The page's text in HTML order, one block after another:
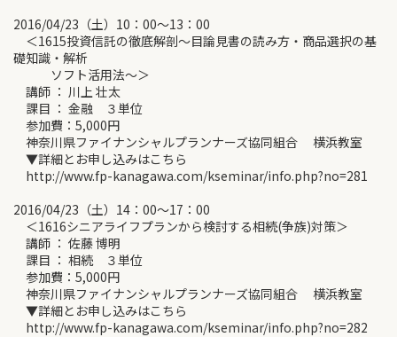
2016/04/23（土）10：00～13：00
＜1615投資信託の徹底解剖～目論見書の読み方・商品選択の基
礎知識・解析
ソフト活用法～＞
講師 ： 川上 壮太
課目 ： 金融 ３単位
参加費：5,000円
神奈川県ファイナンシャルプランナーズ協同組合 横浜教室
▼詳細とお申し込みはこちら
http://www.fp-kanagawa.com/kseminar/info.php?no=281
2016/04/23（土）14：00～17：00
＜1616シニアライフプランから検討する相続(争族)対策＞
講師 ： 佐藤 博明
課目 ： 相続 ３単位
参加費：5,000円
神奈川県ファイナンシャルプランナーズ協同組合 横浜教室
▼詳細とお申し込みはこちら
http://www.fp-kanagawa.com/kseminar/info.php?no=282